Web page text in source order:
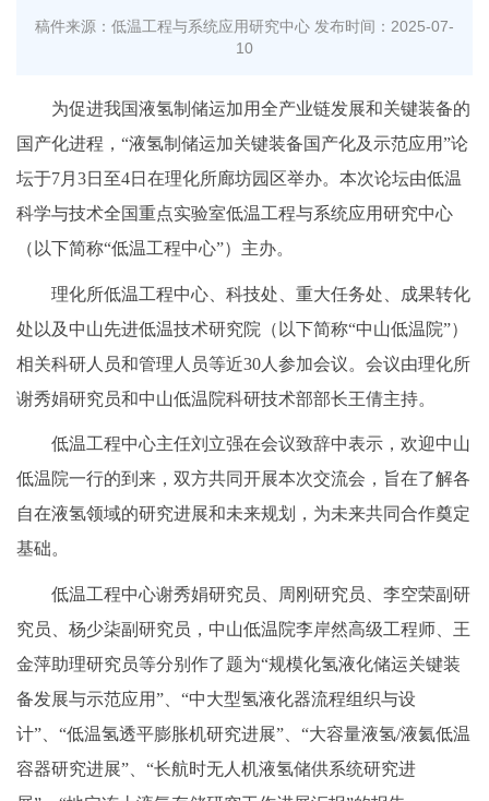
稿件来源：低温工程与系统应用研究中心 发布时间：2025-07-
10
为促进我国液氢制储运加用全产业链发展和关键装备的
国产化进程，“液氢制储运加关键装备国产化及示范应用”论
坛于7月3日至4日在理化所廊坊园区举办。本次论坛由低温
科学与技术全国重点实验室低温工程与系统应用研究中心
（以下简称“低温工程中心”）主办。
理化所低温工程中心、科技处、重大任务处、成果转化
处以及中山先进低温技术研究院（以下简称“中山低温院”）
相关科研人员和管理人员等近30人参加会议。会议由理化所
谢秀娟研究员和中山低温院科研技术部部长王倩主持。
低温工程中心主任刘立强在会议致辞中表示，欢迎中山
低温院一行的到来，双方共同开展本次交流会，旨在了解各
自在液氢领域的研究进展和未来规划，为未来共同合作奠定
基础。
低温工程中心谢秀娟研究员、周刚研究员、李空荣副研
究员、杨少柒副研究员，中山低温院李岸然高级工程师、王
金萍助理研究员等分别作了题为“规模化氢液化储运关键装
备发展与示范应用”、“中大型氢液化器流程组织与设
计”、“低温氢透平膨胀机研究进展”、“大容量液氢/液氦低温
容器研究进展”、“长航时无人机液氢储供系统研究进